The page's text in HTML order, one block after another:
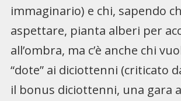
immaginario) e chi, sapendo
aspettare, pianta alberi per
all’ombra, ma c’è anche chi
“dote” ai diciottenni (criticato
il bonus diciottenni, una gara